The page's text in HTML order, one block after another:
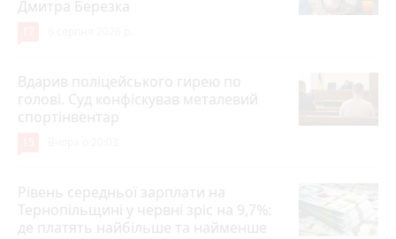
Дмитра Березка
Вдарив поліцейського гирею по
голові. Суд конфіскував металевий
спортінвентар
Рівень середньої зарплати на
Тернопільщині у червні зріс на 9,7%:
де платять найбільше та найменше